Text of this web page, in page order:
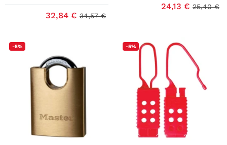
32,84 € 34,57 €
24,13 € 25,40 €
-5% -5%